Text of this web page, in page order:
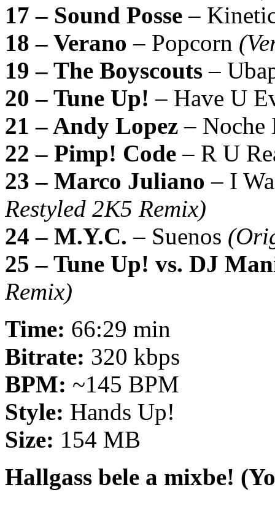
17 – Sound Posse –
18 – Verano – Popcorn
19 – The Boyscouts –
20 – Tune Up! – Have U
21 – Andy Lopez –
22 – Pimp! Code – R U
23 – Marco Juliano – I
Restyled 2K5 Remix)
24 – M.Y.C. – Suenos
25 – Tune Up! vs. DJ
Remix)
Time: 66:29 min
Bitrate: 320 kbps
BPM: ~145 BPM
Style: Hands Up!
Size: 154 MB
Hallgass bele a mixbe!